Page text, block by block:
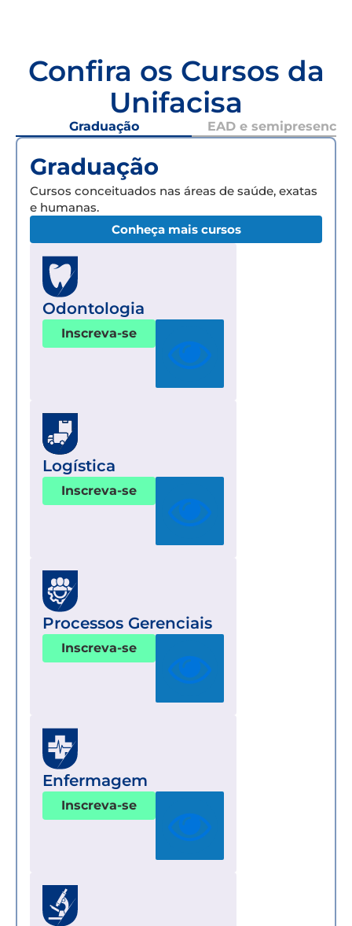
Confira os Cursos da
Unifacisa
Graduação EAD e semipresencial
Graduação
Cursos conceituados nas áreas de saúde, exatas
e humanas.
Conheça mais cursos
Odontologia
Inscreva-se
Logística
Inscreva-se
Processos Gerenciais
Inscreva-se
Enfermagem
Inscreva-se